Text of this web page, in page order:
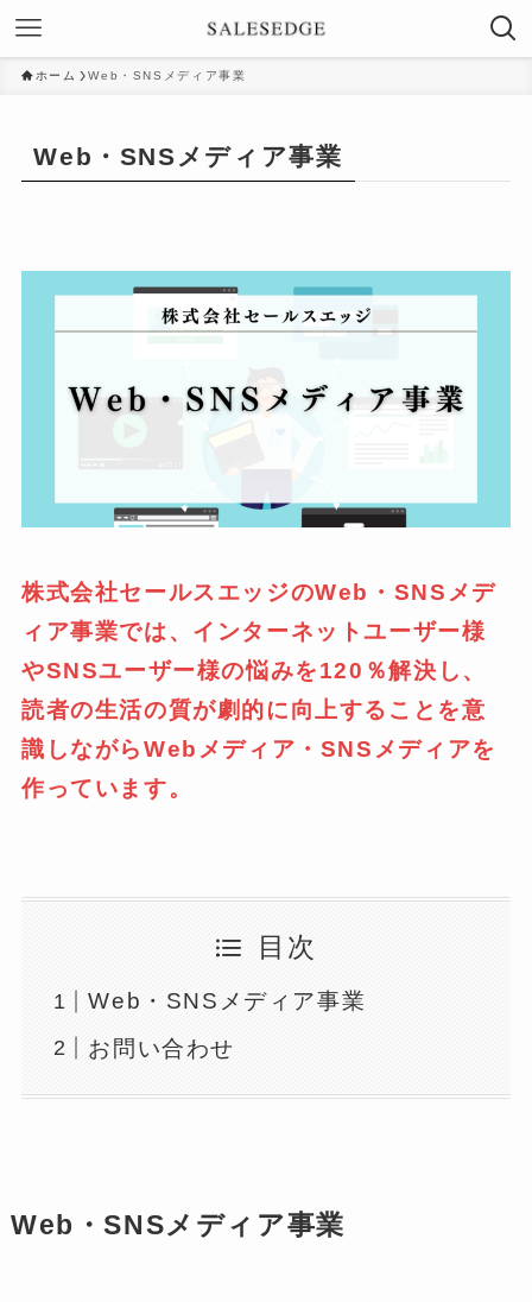
ホーム Web・SNSメディア事業
Web・SNSメディア事業
株式会社セールスエッジのWeb・SNSメデ
ィア事業では、インターネットユーザー様
やSNSユーザー様の悩みを120％解決し、
読者の生活の質が劇的に向上することを意
識しながらWebメディア・SNSメディアを
作っています。
目次
Web・SNSメディア事業
お問い合わせ
Web・SNSメディア事業